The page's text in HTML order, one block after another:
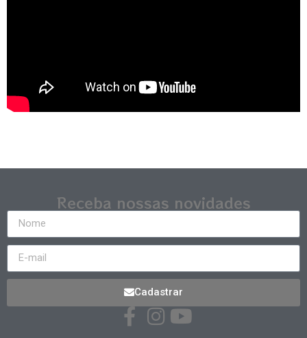
Receba nossas novidades
Cadastrar